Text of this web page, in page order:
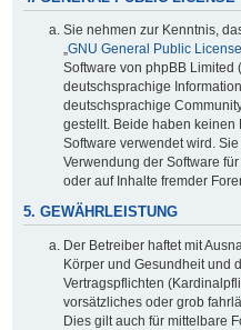
Sie nehmen zur Kenntnis,
„GNU General Public
Software von phpBB Limited
deutschsprachige
deutschsprachige
gestellt. Beide haben keinen
Software verwendet wird.
Verwendung der Software
oder auf Inhalte fremder
5. GEWÄHRLEISTUNG
Der Betreiber haftet mit
Körper und Gesundheit und
Vertragspflichten
vorsätzliches oder grob
Dies gilt auch für mittelbare